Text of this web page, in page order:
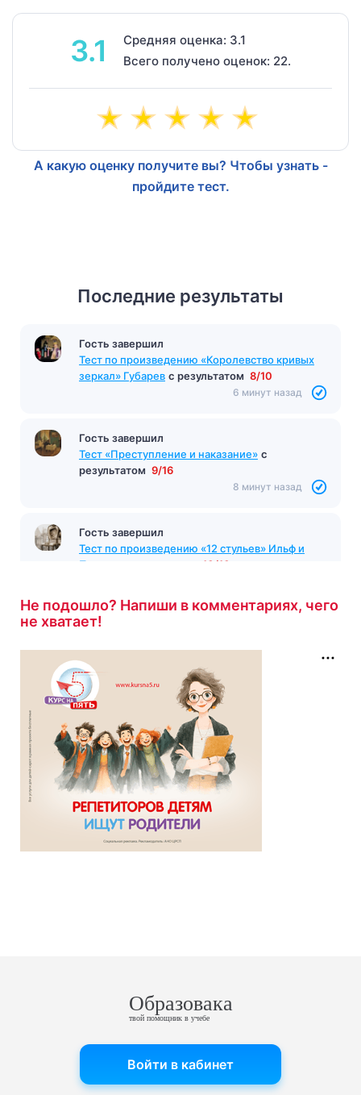
3.1
Средняя оценка: 3.1
Всего получено оценок: 22.
А какую оценку получите вы? Чтобы узнать -
пройдите тест.
Последние результаты
Гость завершил
Тест по произведению «Королевство кривых
зеркал» Губарев с результатом 8/10
6 минут назад
Гость завершил
Тест «Преступление и наказание» с
результатом 9/16
8 минут назад
Гость завершил
Тест по произведению «12 стульев» Ильф и
Петров
10/10
Не подошло? Напиши в комментариях, чего
не хватает!
Образовака
твой помощник в учебе
Войти в кабинет